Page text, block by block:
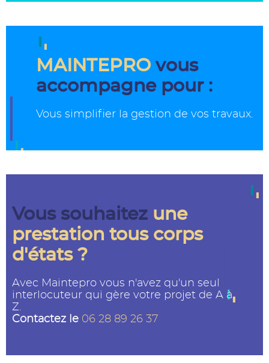
MAINTEPRO vous
accompagne pour :
Vous simplifier la gestion de vos travaux.
Vous souhaitez une
prestation tous corps
d'états ?
Avec Maintepro vous n'avez qu'un seul
interlocuteur qui gère votre projet de A à
Z.
Contactez le 06 28 89 26 37